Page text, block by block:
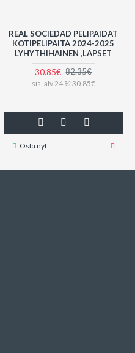
REAL SOCIEDAD PELIPAIDAT
KOTIPELIPAITA 2024-2025
LYHYTHIHAINEN ,LAPSET
30.85€ 82.35€
sis. alv 24 %:30.85€
Osta nyt